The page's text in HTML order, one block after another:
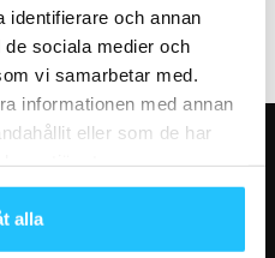
identifierare och annan
sociala medier och
vi samarbetar med.
informationen med annan
eller som de har
alla
hybridträning när Hyrox formar